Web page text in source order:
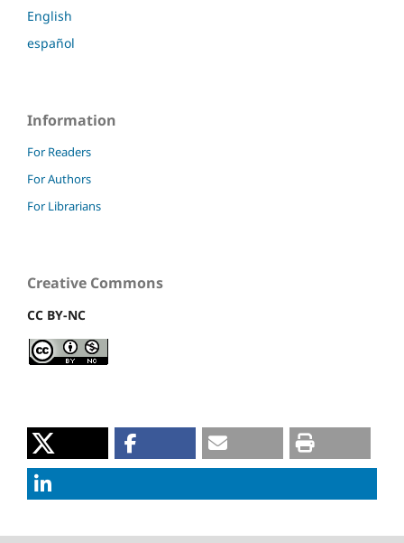
English
español
Information
For Readers
For Authors
For Librarians
Creative Commons
CC BY-NC